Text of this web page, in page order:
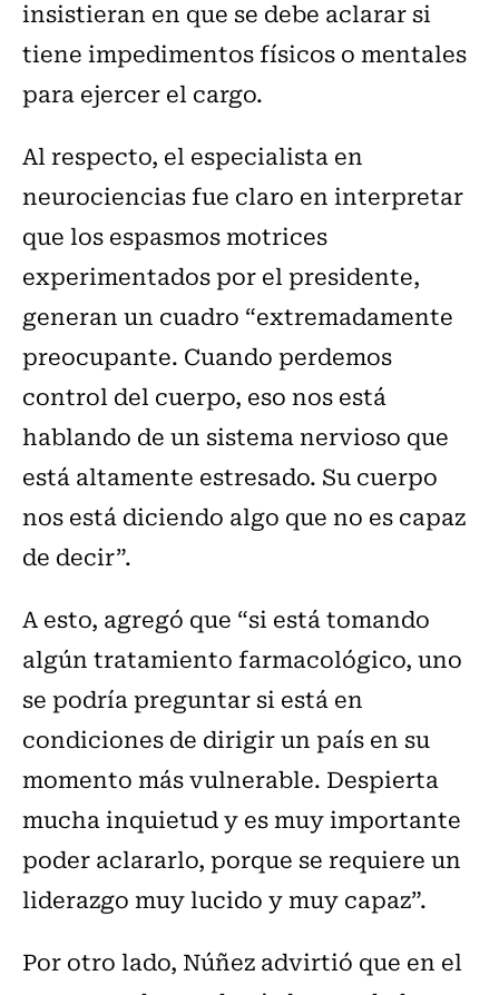
insistieran en que se debe aclarar si
tiene impedimentos físicos o mentales
para ejercer el cargo.
Al respecto, el especialista en
neurociencias fue claro en interpretar
que los espasmos motrices
experimentados por el presidente,
generan un cuadro “extremadamente
preocupante. Cuando perdemos
control del cuerpo, eso nos está
hablando de un sistema nervioso que
está altamente estresado. Su cuerpo
nos está diciendo algo que no es capaz
de decir”.
A esto, agregó que “si está tomando
algún tratamiento farmacológico, uno
se podría preguntar si está en
condiciones de dirigir un país en su
momento más vulnerable. Despierta
mucha inquietud y es muy importante
poder aclararlo, porque se requiere un
liderazgo muy lucido y muy capaz”.
Por otro lado, Núñez advirtió que en el